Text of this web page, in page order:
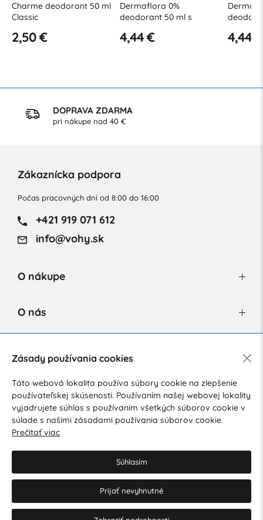
ml
Dermaflora 0%
deodorant 50 ml s
4,44 €
Dermaflora 0%
deodorant 50 ml s aloe
4,44 €
DOPRAVA ZDARMA
pri nákupe nad 40 €
Zákaznícka podpora
Počas pracovných dní od 8:00 do 16:00
+421 919 071 612
info@vohy.sk
O nákupe
O nás
Súhlasím so spracovaním osobných údajov pre marketingové
účely.Zásady ochrany osobných údajov.
Upraviť nastavenia Cookies
Zásady používania cookies
Táto webová lokalita používa súbory cookie na zlepšenie
používateľskej skúsenosti. Používaním našej webovej lokality
vyjadrujete súhlas s používaním všetkých súborov cookie v
súlade s našimi zásadami používania súborov cookie.
Prečítať viac
Súhlasím
Prijať nevyhnutné